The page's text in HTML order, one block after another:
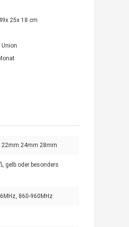
25x 18 cm
22mm 24mm 28mm
gelb oder besonders
860-960MHz